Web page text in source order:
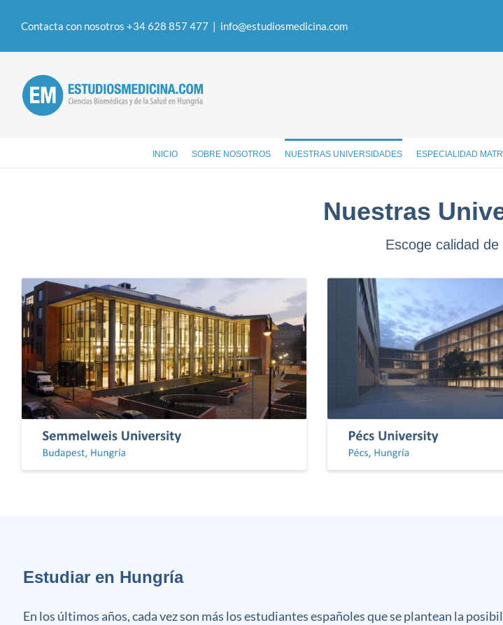
Contacta con nosotros +34 628 857 477 | info@estudiosmedicina.com
INICIO SOBRE NOSOTROS NUESTRAS UNIVERSIDADES ESPECIALIDAD
Nuestras
Escoge calidad
Estudiar en Hungría
En los últimos años, cada vez son más los estudiantes españoles que se plantean la